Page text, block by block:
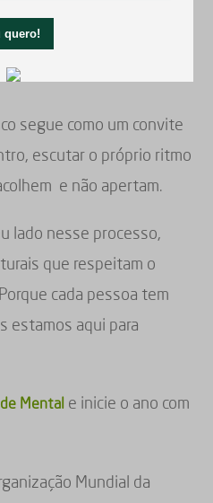
É Cuidar da
segue como um convite
escutar o próprio ritmo
e não apertam.
lado nesse processo,
que respeitam o
cada pessoa tem
estamos aqui para
Mental e inicie o ano com
Mundial da